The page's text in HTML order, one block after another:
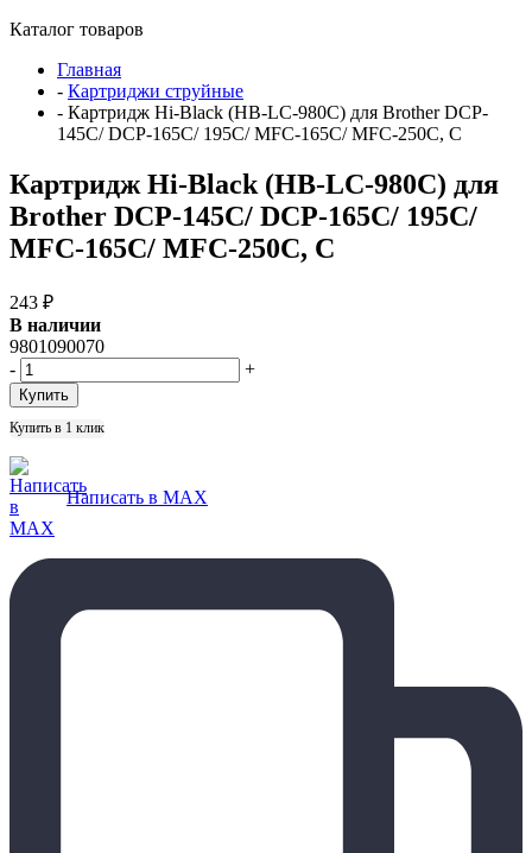
Каталог товаров
Главная
- Картриджи струйные
- Картридж Hi-Black (HB-LC-980C) для Brother DCP-
145C/ DCP-165С/ 195C/ MFC-165C/ MFC-250C, C
Картридж Hi-Black (HB-LC-980C) для
Brother DCP-145C/ DCP-165С/ 195C/
MFC-165C/ MFC-250C, C
243 ₽
В наличии
9801090070
-
+
Купить в 1 клик
Написать в MAX